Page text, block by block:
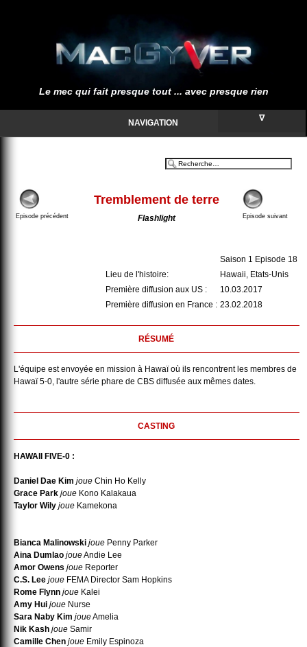
Le mec qui fait presque tout ... avec presque rien
NAVIGATION ∇
Tremblement de terre
Episode précédent Flashlight Episode suivant
Saison 1 Episode 18
Lieu de l'histoire:
Hawaii, Etats-Unis
Première diffusion aux US :
10.03.2017
Première diffusion en France : 23.02.2018
RÉSUMÉ
L'équipe est envoyée en mission à Hawaï où ils rencontrent les membres de
Hawaï 5-0, l'autre série phare de CBS diffusée aux mêmes dates.
CASTING
HAWAII FIVE-0 :
Daniel Dae Kim joue Chin Ho Kelly
Grace Park joue Kono Kalakaua
Taylor Wily joue Kamekona
Bianca Malinowski joue Penny Parker
Aina Dumlao joueAndie Lee
Amor Owens joue Reporter
C.S. Lee joue FEMA Director Sam Hopkins
Rome Flynn joue Kalei
Amy Hui joue Nurse
Sara Naby Kim joueAmelia
Nik Kash joue Samir
Camille Chen joue Emily Espinoza